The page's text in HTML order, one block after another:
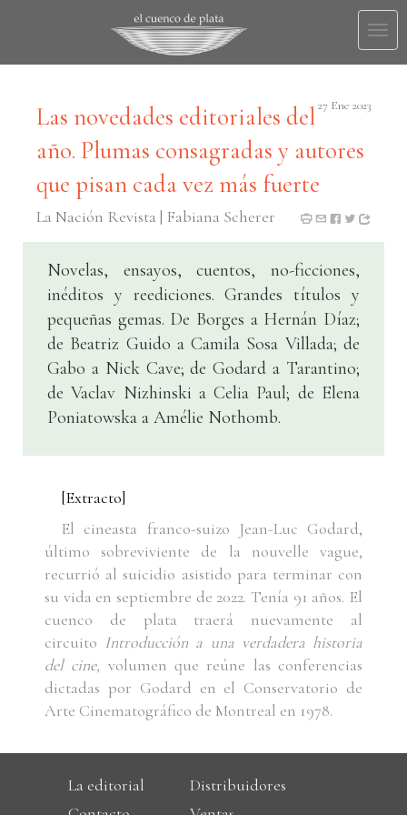
27 Ene 2023
Las novedades editoriales del
año. Plumas consagradas y autores
que pisan cada vez más fuerte
La Nación Revista | Fabiana Scherer
Novelas, ensayos, cuentos, no-ficciones,
inéditos y reediciones. Grandes títulos y
pequeñas gemas. De Borges a Hernán Díaz;
de Beatriz Guido a Camila Sosa Villada; de
Gabo a Nick Cave; de Godard a Tarantino;
de Vaclav Nizhinski a Celia Paul; de Elena
Poniatowska a Amélie Nothomb.
[Extracto]
El cineasta franco-suizo Jean-Luc Godard,
último sobreviviente de la nouvelle vague,
recurrió al suicidio asistido para terminar con
su vida en septiembre de 2022. Tenía 91 años. El
cuenco de plata traerá nuevamente al
circuito Introducción a una verdadera historia
del cine, volumen que reúne las conferencias
dictadas por Godard en el Conservatorio de
Arte Cinematográfico de Montreal en 1978.
La editorial
Distribuidores